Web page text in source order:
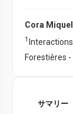
Cora
1
Forestières -
サマリー